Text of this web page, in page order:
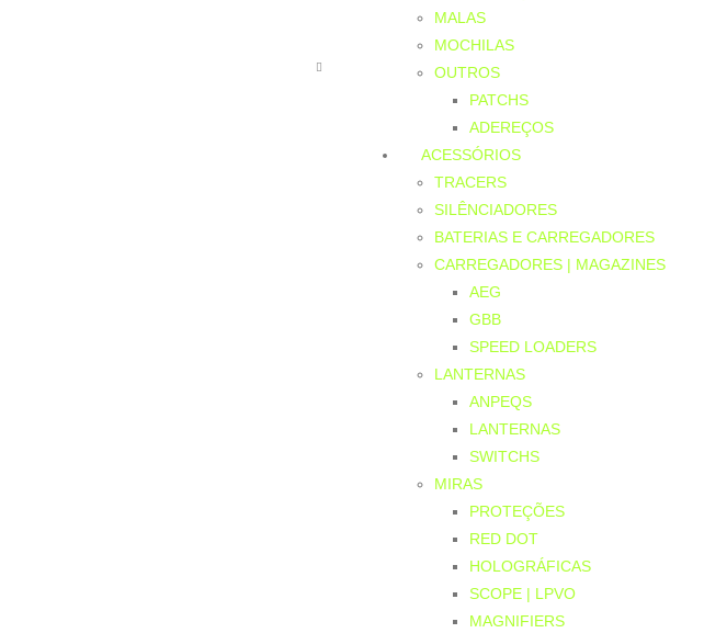
MALAS
MOCHILAS
OUTROS
PATCHS
ADEREÇOS
ACESSÓRIOS
TRACERS
SILÊNCIADORES
BATERIAS E CARREGADORES
CARREGADORES | MAGAZINES
AEG
GBB
SPEED LOADERS
LANTERNAS
ANPEQS
LANTERNAS
SWITCHS
MIRAS
PROTEÇÕES
RED DOT
HOLOGRÁFICAS
SCOPE | LPVO
MAGNIFIERS